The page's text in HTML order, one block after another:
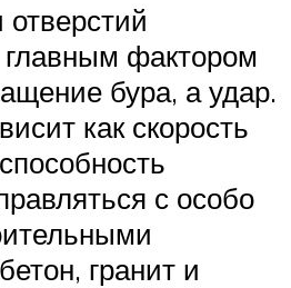
фактором
бура, а удар.
как скорость
с особо
гранит и